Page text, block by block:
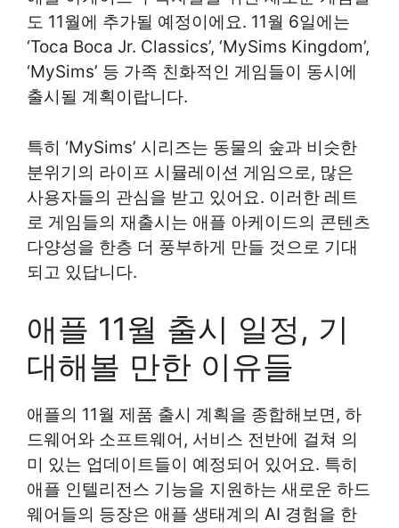
도 11월에 추가될 예정이에요. 11월 6일에는
‘Toca Boca Jr. Classics’, ‘MySims Kingdom’,
‘MySims’ 등 가족 친화적인 게임들이 동시에
출시될 계획이랍니다.
특히 ‘MySims’ 시리즈는 동물의 숲과 비슷한
분위기의 라이프 시뮬레이션 게임으로, 많은
사용자들의 관심을 받고 있어요. 이러한 레트
로 게임들의 재출시는 애플 아케이드의 콘텐츠
다양성을 한층 더 풍부하게 만들 것으로 기대
되고 있답니다.
애플 11월 출시 일정, 기
대해볼 만한 이유들
애플의 11월 제품 출시 계획을 종합해보면, 하
드웨어와 소프트웨어, 서비스 전반에 걸쳐 의
미 있는 업데이트들이 예정되어 있어요. 특히
애플 인텔리전스 기능을 지원하는 새로운 하드
웨어들의 등장은 애플 생태계의 AI 경험을 한